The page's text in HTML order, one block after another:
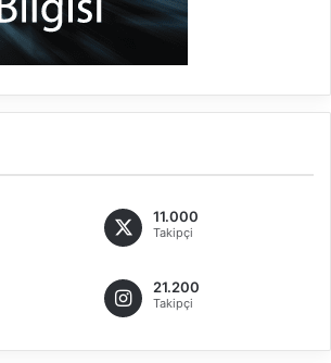
11.000
Takipçi
21.200
Takipçi